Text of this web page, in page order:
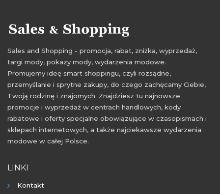
Sales and Shopping - promocja, rabat, zniżka, wyprzedaż,
targi mody, pokazy mody, wydarzenia modowe.
Promujemy ideę smart shoppingu, czyli rozsądne,
przemyślanie i sprytne zakupy, do czego zachęcamy Ciebie,
Twoją rodzinę i znajomych. Znajdziesz tu najnowsze
promocje i wyprzedaż w centrach handlowych, kody
rabatowe i oferty specjalne obowiązujące w czasopismach i
sklepach internetowych, a także najciekawsze wydarzenia
modowe w całej Polsce.
LINKI
Kontakt